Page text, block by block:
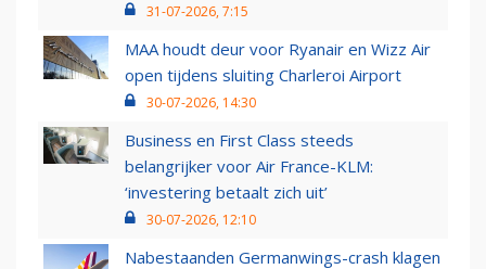
31-07-2026, 7:15
MAA houdt deur voor Ryanair en Wizz Air
open tijdens sluiting Charleroi Airport
30-07-2026, 14:30
Business en First Class steeds
belangrijker voor Air France-KLM:
‘investering betaalt zich uit’
30-07-2026, 12:10
Nabestaanden Germanwings-crash klagen